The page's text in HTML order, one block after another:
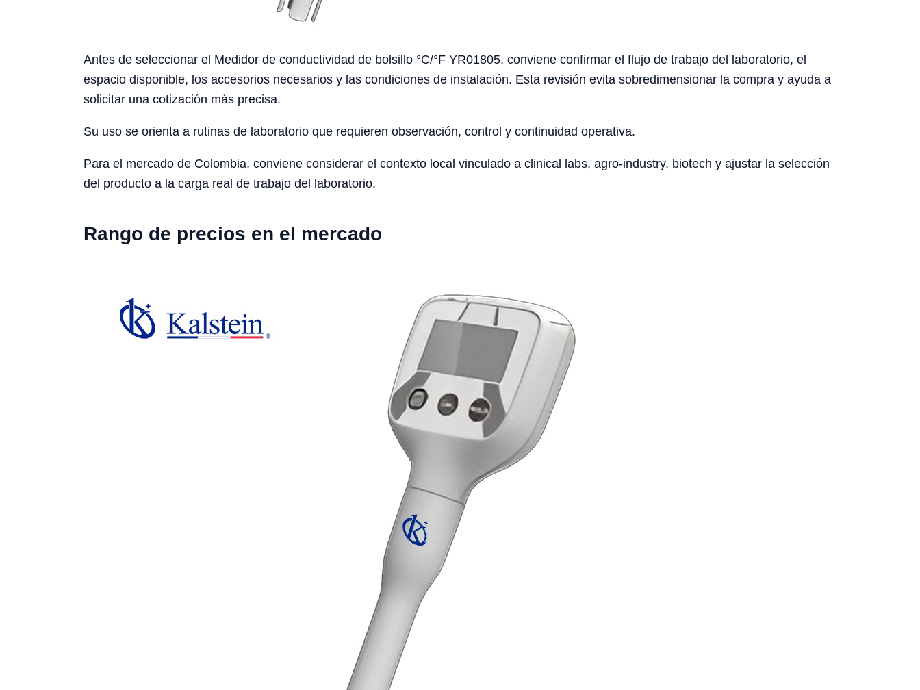
Antes de seleccionar el Medidor de conductividad de bolsillo °C/°F YR01805, conviene confirmar el flujo de trabajo del laboratorio, el
espacio disponible, los accesorios necesarios y las condiciones de instalación. Esta revisión evita sobredimensionar la compra y ayuda a
solicitar una cotización más precisa.
Su uso se orienta a rutinas de laboratorio que requieren observación, control y continuidad operativa.
Para el mercado de Colombia, conviene considerar el contexto local vinculado a clinical labs, agro-industry, biotech y ajustar la selección
del producto a la carga real de trabajo del laboratorio.
Rango de precios en el mercado